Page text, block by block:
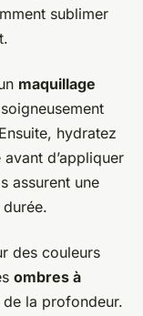
sublimer
maquillage
hydratez
d’appliquer
assurent une
des couleurs
ombres à
la profondeur.